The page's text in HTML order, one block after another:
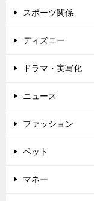
スポーツ関係
ディズニー
ドラマ・実写化
ニュース
ファッション
ペット
マネー